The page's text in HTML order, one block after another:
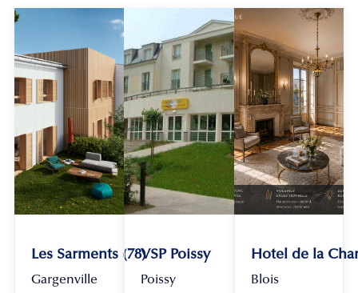
Les Sarments (78)
Gargenville
VSP Poissy
Poissy
Hotel de la
Blois